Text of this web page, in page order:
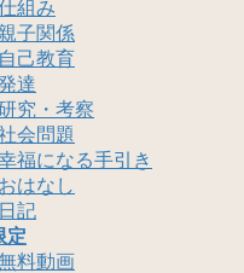
組み
親子関係
自己教育
達
究・考察
会問題
福になる手引き
おはなし
日記
定
料動画